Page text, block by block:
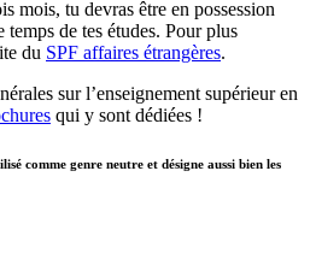
mois, tu devras être en possession
de tes études. Pour plus
du SPF affaires étrangères.
sur l’enseignement supérieur en
qui y sont dédiées !
comme genre neutre et désigne aussi bien les